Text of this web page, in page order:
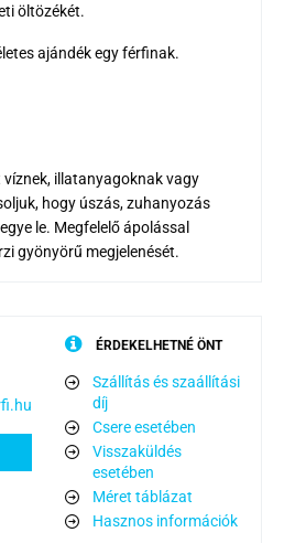
öltözékét.
ajándék egy férfinak.
víznek, illatanyagoknak vagy
hogy úszás, zuhanyozás
le. Megfelelő ápolással
gyönyörű megjelenését.
ÉRDEKELHETNÉ ÖNT
Szállítás és szaállítási
díj
Csere esetében
Visszaküldés
esetében
Méret táblázat
Hasznos információk